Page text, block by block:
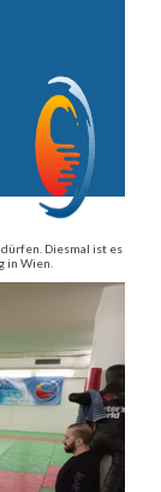
Diesmal ist es
in Wien.